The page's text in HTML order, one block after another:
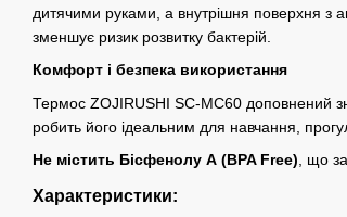
дитячими руками, а внутрішня поверхня з
зменшує ризик розвитку бактерій.
Комфорт і безпека використання
Термос ZOJIRUSHI SC-MC60 доповнений
робить його ідеальним для навчання,
Не містить Бісфенолу А (BPA Free), що
Характеристики: